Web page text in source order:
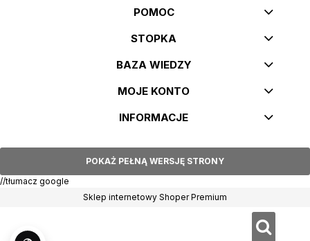
POMOC
STOPKA
BAZA WIEDZY
MOJE KONTO
INFORMACJE
POKAŻ PEŁNĄ WERSJĘ STRONY
//tłumacz google
Sklep internetowy Shoper Premium